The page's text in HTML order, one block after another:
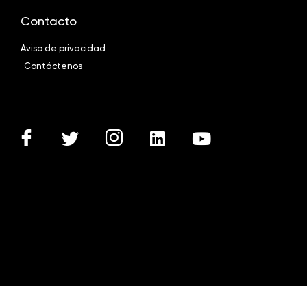
Contacto
Aviso de privacidad
Contáctenos